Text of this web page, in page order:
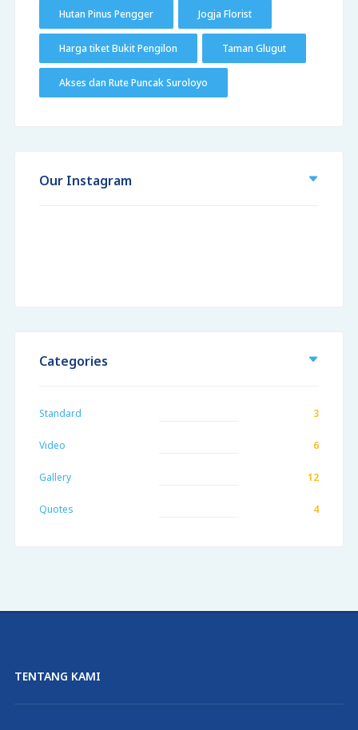
Hutan Pinus Pengger Jogja Florist
Harga tiket Bukit Pengilon Taman Glugut
Akses dan Rute Puncak Suroloyo
Our Instagram
Categories
Standard 3
Video 6
Gallery 12
Quotes 4
TENTANG KAMI